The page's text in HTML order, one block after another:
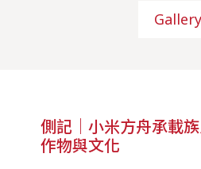
Gallery
側記｜小米方舟承載
作物與文化